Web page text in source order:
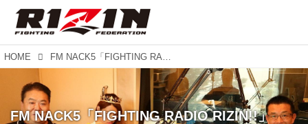
HOME FM NACK5「FIGHTING RADIO RIZIN!!」
FM NACK5「FIGHTING RADIO RIZIN!!」